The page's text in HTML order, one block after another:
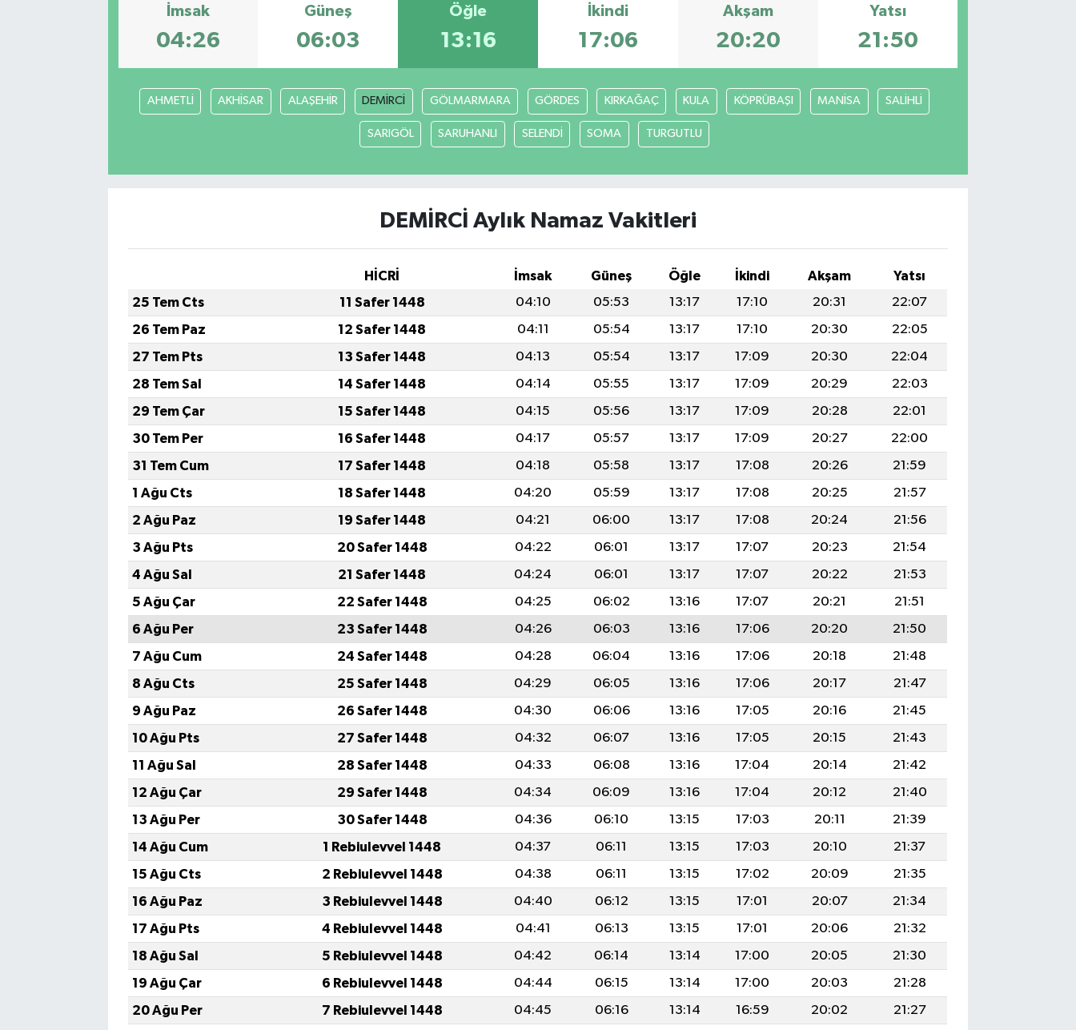
İmsak
04:26
Güneş
06:03
Öğle
13:16
İkindi
17:06
Akşam
20:20
Yatsı
21:50
AHMETLİ AKHİSAR ALAŞEHİR DEMİRCİ GÖLMARMARA GÖRDES KIRKAĞAÇ KULA KÖPRÜBAŞI MANİSA SALİHLİ
SARIGÖL SARUHANLI SELENDİ SOMA TURGUTLU
DEMİRCİ Aylık Namaz Vakitleri
HİCRİ İmsak Güneş Öğle İkindi Akşam
Yatsı
25 Tem Cts
11 Safer 1448 04:10 05:53 13:17 17:10 20:31
22:07
26 Tem Paz
12 Safer 1448 04:11 05:54 13:17 17:10 20:30
22:05
27 Tem Pts
13 Safer 1448 04:13 05:54 13:17 17:09 20:30
22:04
28 Tem Sal
14 Safer 1448 04:14 05:55 13:17 17:09 20:29
22:03
29 Tem Çar
15 Safer 1448 04:15 05:56 13:17 17:09 20:28
22:01
30 Tem Per
16 Safer 1448 04:17 05:57 13:17 17:09 20:27
22:00
31 Tem Cum
17 Safer 1448 04:18 05:58 13:17 17:08 20:26
21:59
1 Ağu Cts
18 Safer 1448 04:20 05:59 13:17 17:08 20:25
21:57
2 Ağu Paz
19 Safer 1448 04:21 06:00 13:17 17:08 20:24
21:56
3 Ağu Pts
20 Safer 1448 04:22 06:01 13:17 17:07 20:23
21:54
4 Ağu Sal
21 Safer 1448 04:24 06:01 13:17 17:07 20:22
21:53
5 Ağu Çar
22 Safer 1448 04:25 06:02 13:16 17:07 20:21
21:51
6 Ağu Per
23 Safer 1448 04:26 06:03 13:16 17:06 20:20
21:50
7 Ağu Cum
24 Safer 1448 04:28 06:04 13:16 17:06 20:18
21:48
8 Ağu Cts
25 Safer 1448 04:29 06:05 13:16 17:06 20:17
21:47
9 Ağu Paz
26 Safer 1448 04:30 06:06 13:16 17:05 20:16
21:45
10 Ağu Pts
27 Safer 1448 04:32 06:07 13:16 17:05 20:15
21:43
11 Ağu Sal
28 Safer 1448 04:33 06:08 13:16 17:04 20:14
21:42
12 Ağu Çar
29 Safer 1448 04:34 06:09 13:16 17:04 20:12
21:40
13 Ağu Per
30 Safer 1448 04:36 06:10 13:15 17:03 20:11
21:39
14 Ağu Cum
1 Rebiulevvel 1448 04:37 06:11 13:15 17:03 20:10
21:37
15 Ağu Cts
2 Rebiulevvel 1448 04:38 06:11 13:15 17:02 20:09
21:35
16 Ağu Paz
3 Rebiulevvel 1448 04:40 06:12 13:15 17:01 20:07
21:34
17 Ağu Pts
4 Rebiulevvel 1448 04:41 06:13 13:15 17:01 20:06
21:32
18 Ağu Sal
5 Rebiulevvel 1448 04:42 06:14 13:14 17:00 20:05
21:30
19 Ağu Çar
6 Rebiulevvel 1448 04:44 06:15 13:14 17:00 20:03
21:28
20 Ağu Per
7 Rebiulevvel 1448 04:45 06:16 13:14 16:59 20:02
21:27
2024 Seçim Sonuçları